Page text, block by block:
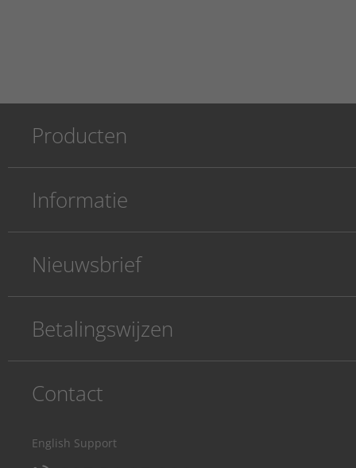
Producten
Informatie
Nieuwsbrief
Betalingswijzen
Contact
English Support